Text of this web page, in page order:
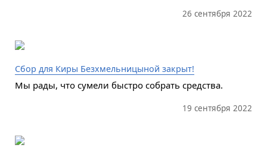
26 сентября 2022
Сбор для Киры Безхмельницыной закрыт!
Мы рады, что сумели быстро собрать средства.
19 сентября 2022